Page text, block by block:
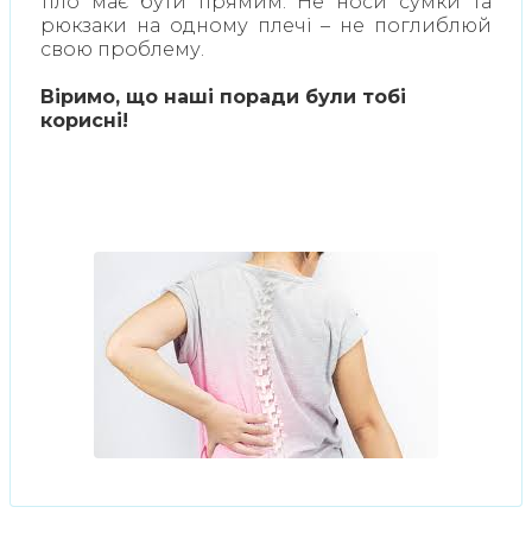
рюкзаки на одному плечі – не поглиблюй
свою проблему.
Віримо, що наші поради були тобі
корисні!